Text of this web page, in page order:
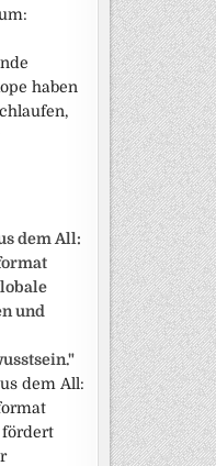
haben
dem All:
und
dem All:
fördert